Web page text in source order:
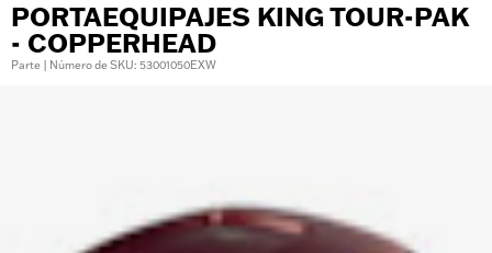
PORTAEQUIPAJES KING TOUR-PAK
- COPPERHEAD
Parte | Número de SKU: 53001050EXW